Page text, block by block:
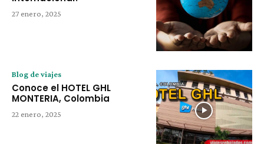
27 enero, 2025
Blog de viajes
Conoce el HOTEL GHL
MONTERIA, Colombia
22 enero, 2025